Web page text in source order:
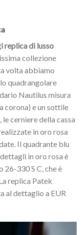
replica di lusso
collezione
volta abbiamo
quadrangolare
Nautilus misura
corona) e un sottile
cerniere della cassa
in oro rosa
Il quadrante blu
in oro rosa è
330 S C, che è
replica Patek
al dettaglio a EUR